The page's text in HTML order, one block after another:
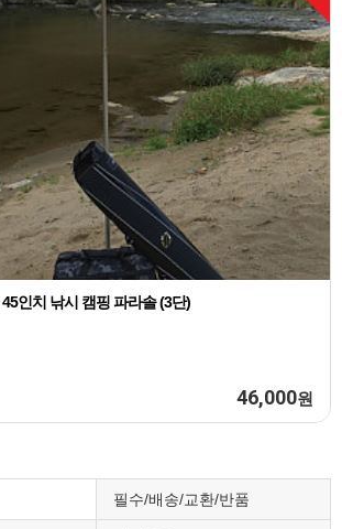
인치 낚시 캠핑 파라솔 (3단)
46,000원
필수/배송/교환/반품